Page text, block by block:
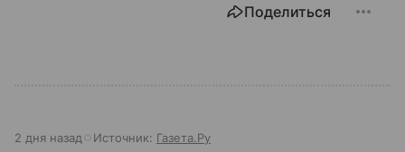
Поделиться
2 дня назад Источник: Газета.Ру